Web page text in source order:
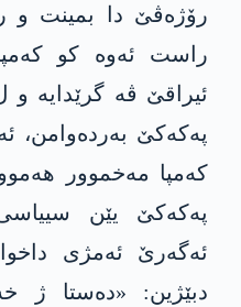
رۆژەڤێ دا بمینت و
راست ئەوە کو
ئیراقێ ڤە گرێدایە و
پەکەکێ بەردەوامن،
کەمپا مه‌خموور
په‌كه‌كێ یێن
ئه‌گه‌رێ ئەمژی
دبێژین: «دەستا ژ